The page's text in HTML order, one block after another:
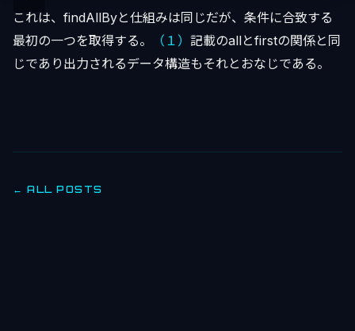
これは、findAllByと仕組みは同じだが、条件に合致する
最初の一つを取得する。
（１） 記載のallとfirstの関係と同
じであり出力されるデータ構造もそれとおなじである。
← ALL POSTS